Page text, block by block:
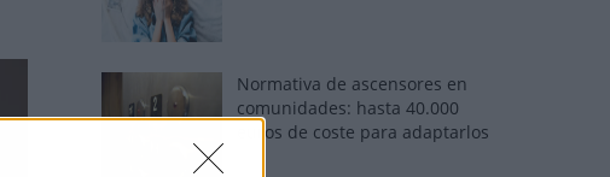
Normativa de ascensores en
comunidades: hasta 40.000
euros de coste para adaptarlos